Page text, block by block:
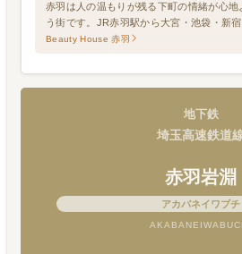
赤羽は人の温もりが残る下町の情緒が心地
う街です。JR赤羽駅から大宮・池袋・新宿
野・東京へダイレクトアクセス可能です！
Beauty House 赤羽
地下鉄
埼玉高速鉄道
赤羽岩淵
アカバネイワブチ